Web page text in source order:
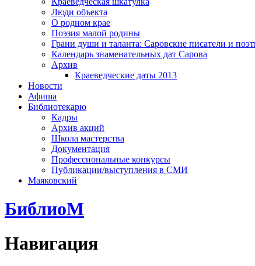
Люди объекта
О родном крае
Поэзия малой родины
Грани души и таланта: Саровские писатели и
Календарь знаменательных дат Сарова
Архив
Краеведческие даты 2013
Новости
Афиша
Библиотекарю
Кадры
Архив акций
Школа мастерства
Документация
Профессиональные конкурсы
Публикации/выступления в СМИ
Маяковский
БиблиоМ
Навигация